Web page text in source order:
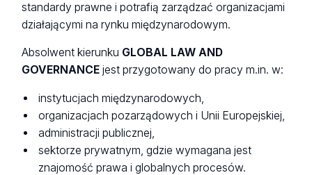
standardy prawne i potrafią zarządzać organizacjami
działającymi na rynku międzynarodowym.
Absolwent kierunku GLOBAL LAW AND
GOVERNANCE jest przygotowany do pracy m.in. w:
instytucjach międzynarodowych,
organizacjach pozarządowych i Unii Europejskiej,
administracji publicznej,
sektorze prywatnym, gdzie wymagana jest
znajomość prawa i globalnych procesów.